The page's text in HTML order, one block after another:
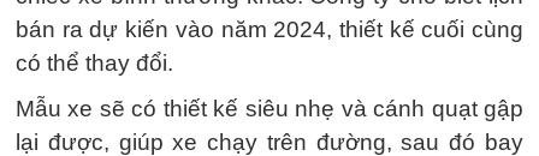
bán ra dự kiến vào năm 2024, thiết kế cuối cùng
có thể thay đổi.
Mẫu xe sẽ có thiết kế siêu nhẹ và cánh quạt gập
lại được, giúp xe chạy trên đường, sau đó bay